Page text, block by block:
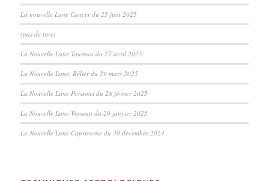
La nouvelle Lune Cancer du 25 juin 2025
(pas de titre)
La Nouvelle Lune Taureau du 27 avril 2025
La Nouvelle Lune, Bélier du 29 mars 2025
La Nouvelle Lune Poissons du 28 février 2025
La Nouvelle Lune Verseau du 29 janvier 2025
La Nouvelle Lune Capricorne du 30 décembre 2024